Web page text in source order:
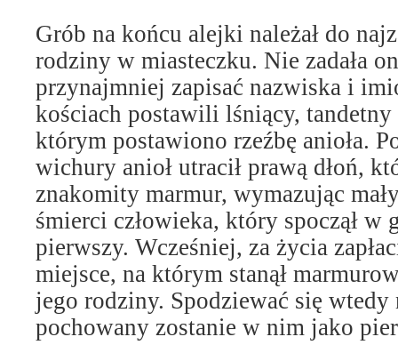
Grób na końcu alejki należał do
rodziny w miasteczku. Nie zadała
przynajmniej zapisać nazwiska i
kościach postawili lśniący,
którym postawiono rzeźbę anioła.
wichury anioł utracił prawą dłoń,
znakomity marmur, wymazując
śmierci człowieka, który spoczął w
pierwszy. Wcześniej, za życia
miejsce, na którym stanął
jego rodziny. Spodziewać się wtedy
pochowany zostanie w nim jako